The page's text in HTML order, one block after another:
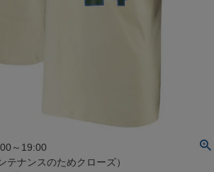
～19:00
テナンスのためクローズ）